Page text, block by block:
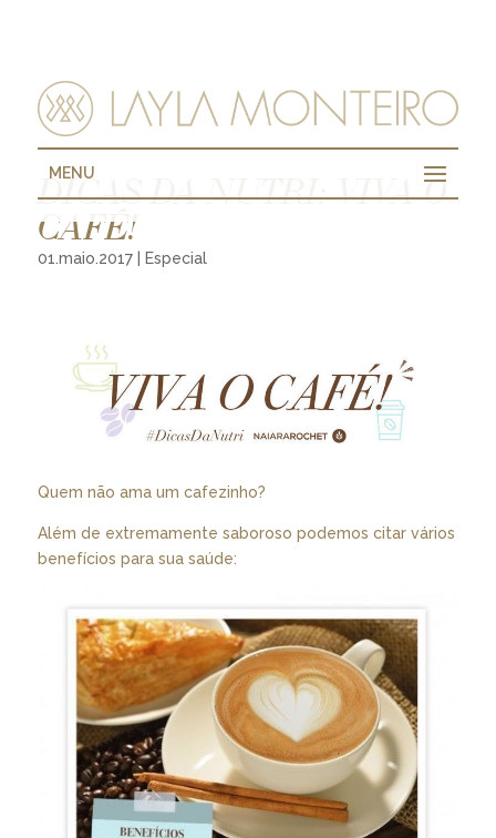
MENU
DICAS DA NUTRI: VIVA O
CAFÉ!
01.maio.2017| Especial
Quem não ama um cafezinho?
Além de extremamente saboroso podemos citar vários
benefícios para sua saúde: